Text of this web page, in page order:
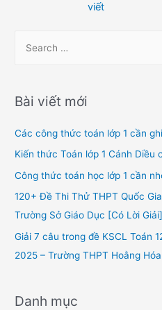
viết
r
h
f
o
Bài viết mới
Các công thức toán lớp 1 cần
Kiến thức Toán lớp 1 Cánh Diều
Công thức toán học lớp 1 cần
120+ Đề Thi Thử THPT Quốc
Trường Sở Giáo Dục [Có Lời Giải]
Giải 7 câu trong đề KSCL Toán
2025 – Trường THPT Hoằng
Danh mục